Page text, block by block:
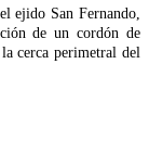
ejido San Fernando,
de un cordón de
cerca perimetral del